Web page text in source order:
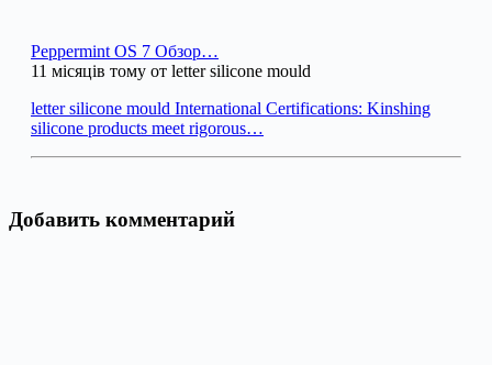
Peppermint OS 7 Обзор…
11 місяців тому от letter silicone mould
letter silicone mould International Certifications: Kinshing
silicone products meet rigorous…
Добавить комментарий